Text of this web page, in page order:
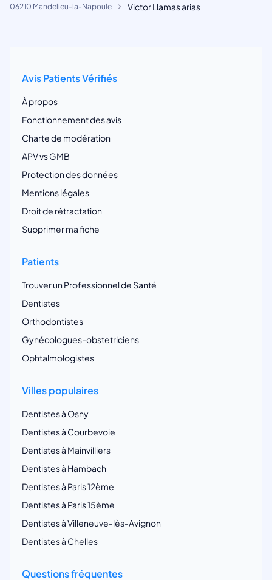
06210 Mandelieu-la-Napoule
Victor Llamas arias
Avis Patients Vérifiés
À propos
Fonctionnement des avis
Charte de modération
APV vs GMB
Protection des données
Mentions légales
Droit de rétractation
Supprimer ma fiche
Patients
Trouver un Professionnel de Santé
Dentistes
Orthodontistes
Gynécologues-obstetriciens
Ophtalmologistes
Villes populaires
Dentistes à Osny
Dentistes à Courbevoie
Dentistes à Mainvilliers
Dentistes à Hambach
Dentistes à Paris 12ème
Dentistes à Paris 15ème
Dentistes à Villeneuve-lès-Avignon
Dentistes à Chelles
Questions fréquentes